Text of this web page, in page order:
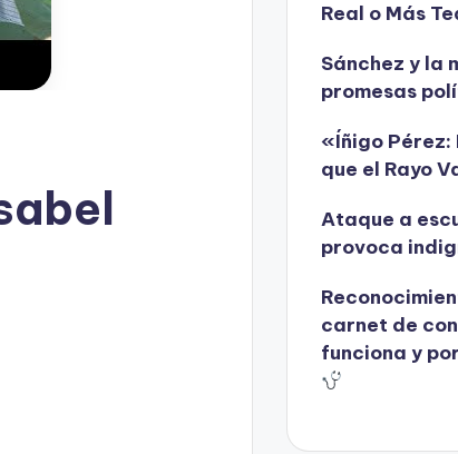
Real o Más
Sánchez y la
promesas
«Íñigo Pérez:
que el Rayo
Ataque a
provoca
carnet de
funciona y